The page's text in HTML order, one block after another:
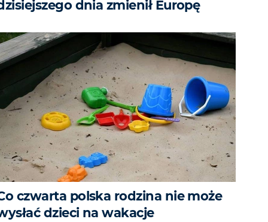
dnia zmienił Europę
czwarta polska rodzina nie może
dzieci na wakacje